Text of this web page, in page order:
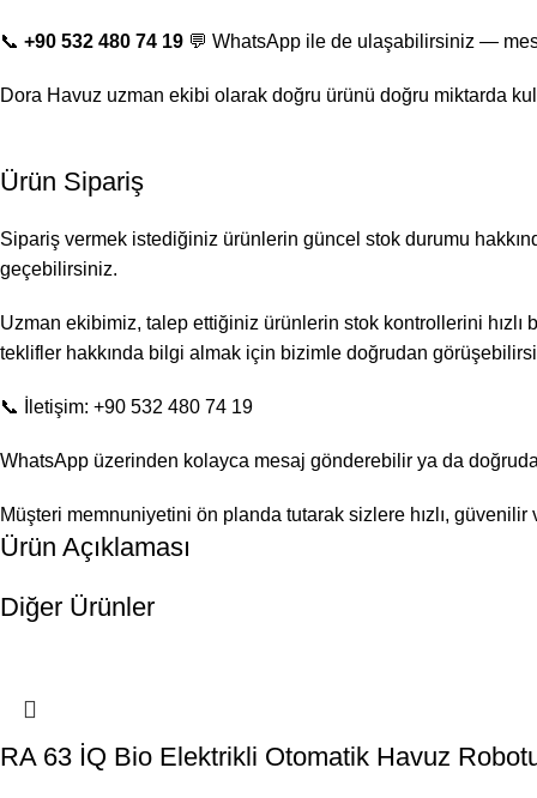
📞 +90 532 480 74 19 💬 WhatsApp ile de ulaşabilirsiniz —
Dora Havuz uzman ekibi olarak doğru ürünü doğru miktarda
Ürün Sipariş
Sipariş vermek istediğiniz ürünlerin güncel stok durumu
geçebilirsiniz.
Uzman ekibimiz, talep ettiğiniz ürünlerin stok kontrollerini
teklifler hakkında bilgi almak için bizimle doğrudan
📞 İletişim: +90 532 480 74 19
WhatsApp üzerinden kolayca mesaj gönderebilir ya da
Müşteri memnuniyetini ön planda tutarak sizlere hızlı,
Ürün Açıklaması
Diğer Ürünler
RA 63 İQ Bio Elektrikli Otomatik Havuz